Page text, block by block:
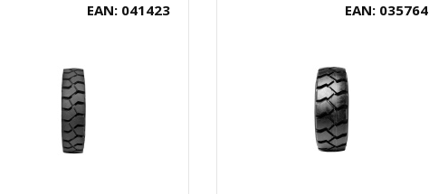
EAN: 041423 EAN: 035764